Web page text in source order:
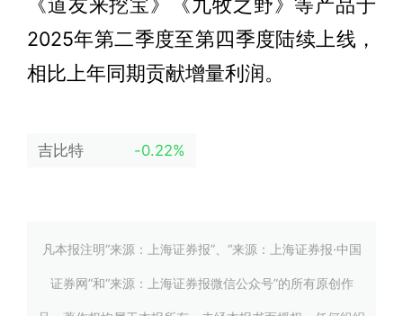
《道友来挖宝》《九牧之野》等产品于
2025年第二季度至第四季度陆续上线，
相比上年同期贡献增量利润。
吉比特 -0.22%
凡本报注明“来源：上海证券报”、“来源：上海证券报·中国
证券网”和“来源：上海证券报微信公众号”的所有原创作